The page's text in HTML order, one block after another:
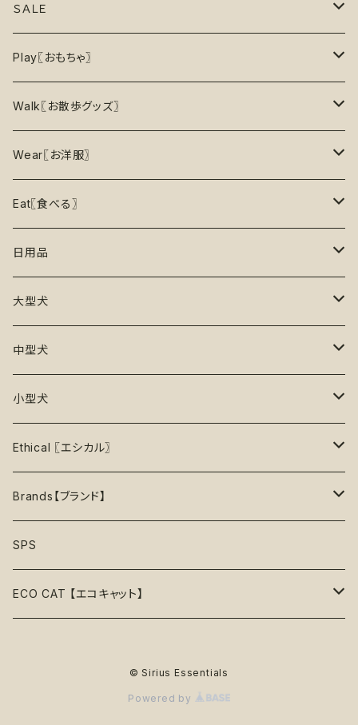
7月の新商品
8月の新商品
フードボウル
おもちゃ
パズル
トレーニング
リックマット
初級【★☆☆☆☆】やさしい
初級＋【★★☆☆☆】ふつう
香り付き
ＳＡＬＥ
割引で探す
5%OFF
10％OFF
35%OFF
40%OFF
おもちゃ
お洋服
リード・ハーネス・首輪
フードボウル
再入荷なし！
Play〖おもちゃ〗
二度楽しめる！壊すと新しいおもちゃが出てくる！
ノーズワーク【Nosework】
知育玩具【Enrichment】
丈夫なおもちゃ
ぬいぐるみ
ボール
噛むおもちゃ
ロープトイ【紐】
フリスビー
音鳴るおもちゃ
音鳴らないおもちゃ
Walk〖お散歩グッズ〗
首輪
ハーネス
リード
エチケット
Wear〖お洋服〗
レインコート
ロンパース
T -シャツ
パーカー
タンクトップ
セーター
アクセサリー
リボン
バンダナ
スリーブレス・ノースリーブ
リード穴付き
Eat〖食べる〗
フードボウル
早食い防止
おやつ入れ可能
知育【エンリッチメント】
リックマット
おやつ型
ウォーターボウル
日用品
Toothbrushes【歯ブラシ】
Poop Pickup【うんち処理】
Brushes【ブラシ】
大型犬
おもちゃ
お洋服
首輪
ハーネス
中型犬
おもちゃ
お洋服
首輪
ハーネス
小型犬
おもちゃ
お洋服
首輪
ハーネス
Ethical 〖エシカル〗
Sustainable〖サスティナブル〗
Organic〖オーガニック〗
Vegan〖ヴィーガン〗
Brands【ブランド】
Alqo Wasi
Animals in Charge
SPS
ECO CAT 【エコキャット】
© Sirius Essentials
Powered by